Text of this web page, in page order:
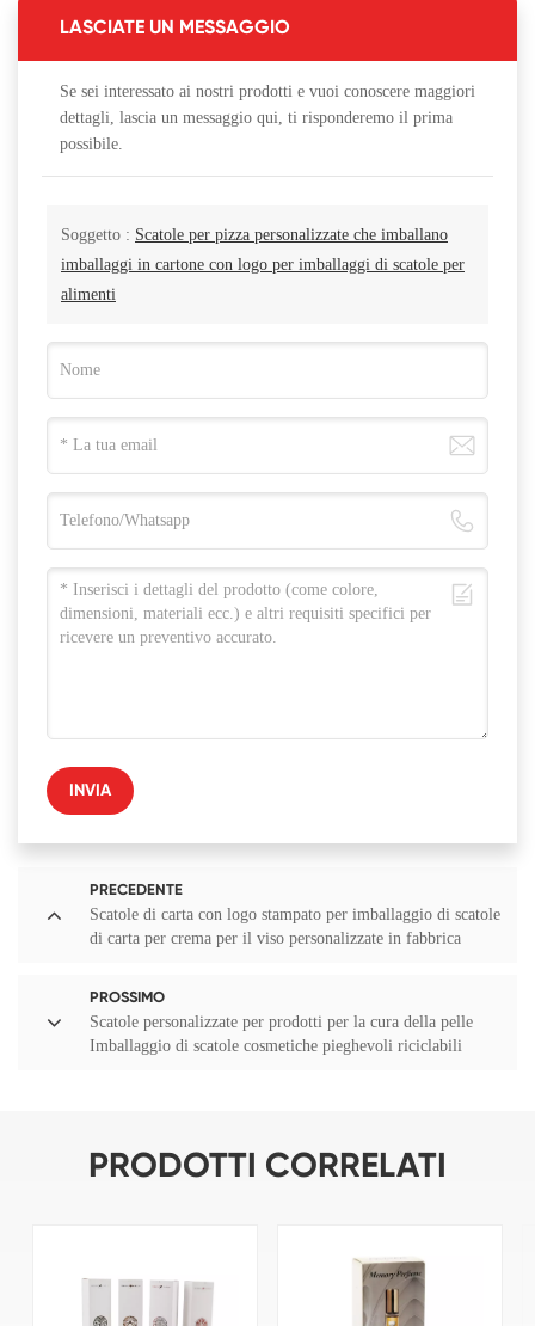
LASCIATE UN MESSAGGIO
Se sei interessato ai nostri prodotti e vuoi conoscere maggiori
dettagli, lascia un messaggio qui, ti risponderemo il prima
possibile.
Soggetto : Scatole per pizza personalizzate che imballano
imballaggi in cartone con logo per imballaggi di scatole per
alimenti
INVIA
PRECEDENTE
Scatole di carta con logo stampato per imballaggio di scatole
di carta per crema per il viso personalizzate in fabbrica
PROSSIMO
Scatole personalizzate per prodotti per la cura della pelle
Imballaggio di scatole cosmetiche pieghevoli riciclabili
PRODOTTI CORRELATI